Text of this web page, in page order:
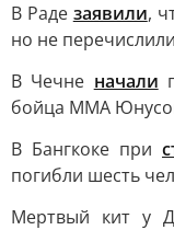
В Раде заявили,
но не
В Чечне начали
бойца ММА
В Бангкоке при
погибли шесть
Мертвый кит у